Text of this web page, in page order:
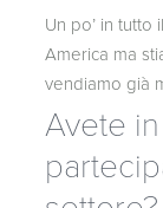
Un po’ in
America ma
vendiamo già
Avete